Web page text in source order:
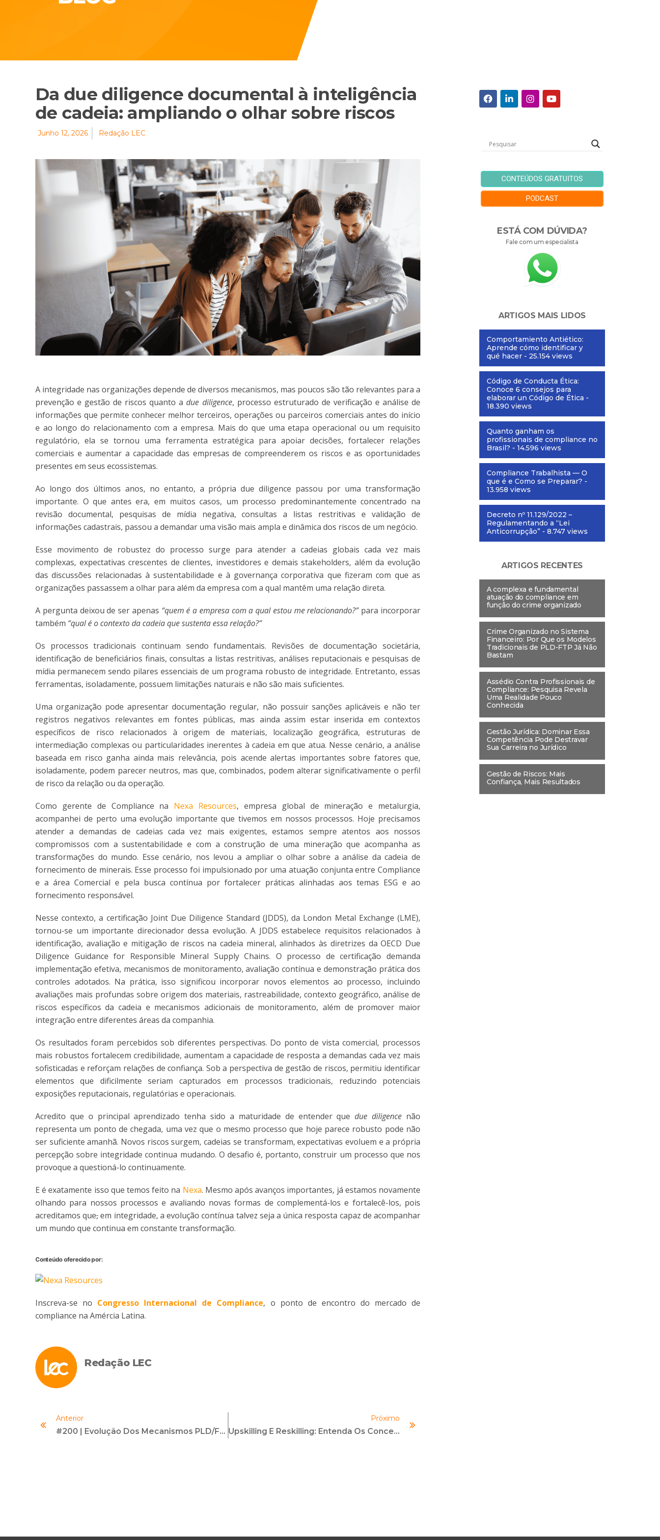
Da due diligence documental à inteligência
de cadeia: ampliando o olhar sobre riscos
Junho 12, 2026 Redação LEC
A integridade nas organizações depende de diversos mecanismos, mas poucos são tão relevantes para a
prevenção e gestão de riscos quanto adue diligence, processo estruturado de verificação e análise de
informações que permite conhecer melhor terceiros, operações ou parceiros comerciais antes do início
e ao longo do relacionamento com a empresa. Mais do que uma etapa operacional ou um requisito
regulatório, ela se tornou uma ferramenta estratégica para apoiar decisões, fortalecer relações
comerciais e aumentar a capacidade das empresas de compreenderem os riscos e as oportunidades
presentes em seus ecossistemas.
Ao longo dos últimos anos, no entanto, a própria due diligence passou por uma transformação
importante. O que antes era, em muitos casos, um processo predominantemente concentrado na
revisão documental, pesquisas de mídia negativa, consultas a listas restritivas e validação de
informações cadastrais, passou a demandar uma visão mais ampla e dinâmica dos riscos de um negócio.
Esse movimento de robustez do processo surge para atender a cadeias globais cada vez mais
complexas, expectativas crescentes de clientes, investidores e demais stakeholders, além da evolução
das discussões relacionadas à sustentabilidade e à governança corporativa que fizeram com que as
organizações passassem a olhar para além da empresa com a qual mantêm uma relação direta.
A pergunta deixou de ser apenas “quem é a empresa com a qual estou me relacionando?”para incorporar
também “qual é o contexto da cadeia que sustenta essa relação?”
Os processos tradicionais continuam sendo fundamentais. Revisões de documentação societária,
identificação de beneficiários finais, consultas a listas restritivas, análises reputacionais e pesquisas de
mídia permanecem sendo pilares essenciais de um programa robusto de integridade. Entretanto, essas
ferramentas, isoladamente, possuem limitações naturais e não são mais suficientes.
Uma organização pode apresentar documentação regular, não possuir sanções aplicáveis e não ter
registros negativos relevantes em fontes públicas, mas ainda assim estar inserida em contextos
específicos de risco relacionados à origem de materiais, localização geográfica, estruturas de
intermediação complexas ou particularidades inerentes à cadeia em que atua. Nesse cenário, a análise
baseada em risco ganha ainda mais relevância, pois acende alertas importantes sobre fatores que,
isoladamente, podem parecer neutros, mas que, combinados, podem alterar significativamente o perfil
de risco da relação ou da operação.
Como gerente de Compliance na Nexa Resources, empresa global de mineração e metalurgia,
acompanhei de perto uma evolução importante que tivemos em nossos processos. Hoje precisamos
atender a demandas de cadeias cada vez mais exigentes, estamos sempre atentos aos nossos
compromissos com a sustentabilidade e com a construção de uma mineração que acompanha as
transformações do mundo. Esse cenário, nos levou a ampliar o olhar sobre a análise da cadeia de
fornecimento de minerais. Esse processo foi impulsionado por uma atuação conjunta entre Compliance
e a área Comercial e pela busca contínua por fortalecer práticas alinhadas aos temas ESG e ao
fornecimento responsável.
Nesse contexto, a certificação Joint Due Diligence Standard (JDDS), da London Metal Exchange (LME),
tornou-se um importante direcionador dessa evolução. A JDDS estabelece requisitos relacionados à
identificação, avaliação e mitigação de riscos na cadeia mineral, alinhados às diretrizes da OECD Due
Diligence Guidance for Responsible Mineral Supply Chains. O processo de certificação demanda
implementação efetiva, mecanismos de monitoramento, avaliação contínua e demonstração prática dos
controles adotados. Na prática, isso significou incorporar novos elementos ao processo, incluindo
avaliações mais profundas sobre origem dos materiais, rastreabilidade, contexto geográfico, análise de
riscos específicos da cadeia e mecanismos adicionais de monitoramento, além de promover maior
integração entre diferentes áreas da companhia.
Os resultados foram percebidos sob diferentes perspectivas. Do ponto de vista comercial, processos
mais robustos fortalecem credibilidade, aumentam a capacidade de resposta a demandas cada vez mais
sofisticadas e reforçam relações de confiança. Sob a perspectiva de gestão de riscos, permitiu identificar
elementos que dificilmente seriam capturados em processos tradicionais, reduzindo potenciais
exposições reputacionais, regulatórias e operacionais.
Acredito que o principal aprendizado tenha sido a maturidade de entender quedue diligence não
representa um ponto de chegada, uma vez que o mesmo processo que hoje parece robusto pode não
ser suficiente amanhã. Novos riscos surgem, cadeias se transformam, expectativas evoluem e a própria
percepção sobre integridade continua mudando. O desafio é, portanto, construir um processo que nos
provoque a questioná-lo continuamente.
E é exatamente isso que temos feito na Nexa. Mesmo após avanços importantes, já estamos novamente
olhando para nossos processos e avaliando novas formas de complementá-los e fortalecê-los, pois
acreditamos que,em integridade, a evolução contínua talvez seja a única resposta capaz de acompanhar
um mundo que continua em constante transformação.
Conteúdo oferecido por:
Inscreva-se no Congresso Internacional de Compliance, o ponto de encontro do mercado de
compliance na Amércia Latina.
Redação LEC
Anterior
#200 | Evolução Dos Mecanismos PLD/FTP | Com Ricardo Saadi
Próximo
Upskilling E Reskilling: Entenda Os Conceitos E Como Aplicar Na Sua Carreira
CONTEÚDOS GRATUITOS
PODCAST
ESTÁ COM DÚVIDA?
Fale com um especialista
ARTIGOS MAIS LIDOS
Comportamiento Antiético:
Aprende cómo identificar y
qué hacer - 25.154 views
Código de Conducta Ética:
Conoce 6 consejos para
elaborar un Código de Ética -
18.390 views
Quanto ganham os
profissionais de compliance no
Brasil? - 14.596 views
Compliance Trabalhista — O
que é e Como se Preparar? -
13.958 views
Decreto nº 11.129/2022 –
Regulamentando a “Lei
Anticorrupção” - 8.747 views
ARTIGOS RECENTES
A complexa e fundamental
atuação do compliance em
função do crime organizado
Crime Organizado no Sistema
Financeiro: Por Que os Modelos
Tradicionais de PLD-FTP Já Não
Bastam
Assédio Contra Profissionais de
Compliance: Pesquisa Revela
Uma Realidade Pouco
Conhecida
Gestão Jurídica: Dominar Essa
Competência Pode Destravar
Sua Carreira no Jurídico
Gestão de Riscos: Mais
Confiança, Mais Resultados